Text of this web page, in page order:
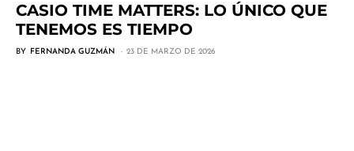
CASIO TIME MATTERS: LO ÚNICO QUE
TENEMOS ES TIEMPO
BY FERNANDA GUZMÁN 23 DE MARZO DE 2026